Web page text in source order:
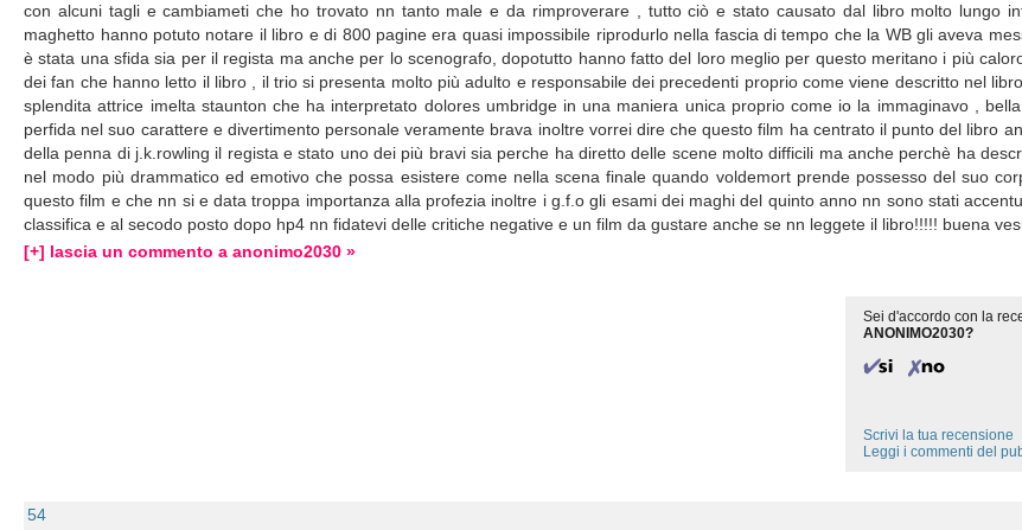
con alcuni tagli e cambiameti che ho trovato nn tanto male e da rimproverare , tutto ciò e stato causato dal libro molto lungo
maghetto hanno potuto notare il libro e di 800 pagine era quasi impossibile riprodurlo nella fascia di tempo che la WB gli aveva
è stata una sfida sia per il regista ma anche per lo scenografo, dopotutto hanno fatto del loro meglio per questo meritano i più
dei fan che hanno letto il libro , il trio si presenta molto più adulto e responsabile dei precedenti proprio come viene descritto nel
splendita attrice imelta staunton che ha interpretato dolores umbridge in una maniera unica proprio come io la immaginavo ,
perfida nel suo carattere e divertimento personale veramente brava inoltre vorrei dire che questo film ha centrato il punto del libro
della penna di j.k.rowling il regista e stato uno dei più bravi sia perche ha diretto delle scene molto difficili ma anche perchè ha
nel modo più drammatico ed emotivo che possa esistere come nella scena finale quando voldemort prende possesso del suo
questo film e che nn si e data troppa importanza alla profezia inoltre i g.f.o gli esami dei maghi del quinto anno nn sono stati
classifica e al secodo posto dopo hp4 nn fidatevi delle critiche negative e un film da gustare anche se nn leggete il libro!!!!! buena
[+] lascia un commento a anonimo2030 »
Sei d'accordo con la
ANONIMO2030?
Scrivi la tua recensione
Leggi i commenti del
54